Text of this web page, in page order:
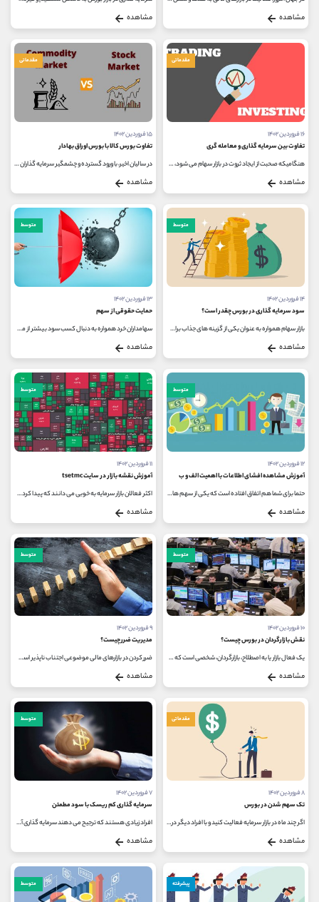
مشاهده مشاهده
مقدماتی
۱۶ فروردین ۱۴۰۲
تفاوت بین سرمایه گذاری و معامله گری
هنگامیکه صحبت از ایجاد ثروت در بازار سهام می شود، سرمایه گذاری و معامله گری دو مفهوم متفاوت در این حوزه هستند که ممکن است عده...
مشاهده
مقدماتی
۱۵ فروردین ۱۴۰۲
تفاوت بورس کالا با بورس اوراق بهادار
در سالیان اخیر، با ورود گسترده و چشمگیر سرمایه گذاران به بازار سرمایه ایران، فرهنگ سرمایه گذاری بر روی بازار سهام در بین مردم...
مشاهده
متوسط
۱۴ فروردین ۱۴۰۲
سود سرمایه گذاری در بورس چقدر است؟
بازار سهام همواره به عنوان یکی از گزینه های جذاب برای سرمایه گذاری شناخته می شود و افراد بسیار زیادی علاقه مند به فعالیت در...
مشاهده
متوسط
۱۳ فروردین ۱۴۰۲
حمایت حقوقی از سهم
سهامداران خرد همواره به دنبال کسب سود بیشتر از معاملات خود هستند و برای رسیدن به این هدف از انواع روش های مختلف مانند تحلیل...
مشاهده
متوسط
۱۲ فروردین ۱۴۰۲
آموزش مشاهده افشای اطلاعات با اهمیت الف و ب
حتما برای شما هم اتفاق افتاده است که یکی از سهم هایی که دارید، در بازار بسته شده و برای مدتی باز نمی شود؛ در صورت وقوع چنین اتفاقی...
مشاهده
متوسط
۱۱ فروردین ۱۴۰۲
آموزش نقشه بازار در سایت tsetmc
اکثر فعالان بازار سرمایه به خوبی می دانند که پیدا کردن سهم های جذاب برای سرمایه گذاری کار ساده ای نیست و بایستی از ابزارهای...
مشاهده
متوسط
۱۰ فروردین ۱۴۰۲
نقش بازارگردان در بورس چیست؟
یک فعال بازار یا به اصطلاح، بازارگردان، شخصی است که عضوی از یک شرکت می باشد و در یک سیستم معاملاتی، اقدام به خرید و فروش اوراق...
مشاهده
متوسط
۹ فروردین ۱۴۰۲
مدیریت ضرر چیست؟
ضرر کردن در بازارهای مالی موضوعی اجتناب ناپذیر است و حتی حرفه ای ترین معامله گران و سرمایه گذاران نیز متحمل ضرر شده اند. اما...
مشاهده
مقدماتی
۸ فروردین ۱۴۰۲
تک سهم شدن در بورس
اگر چند ماه در بازار سرمایه فعالیت کنید و با افراد دیگر در این حوزه در ارتباط باشید، به احتمال زیاد اصطلاح تک سهم شدن را خواهید...
مشاهده
متوسط
۷ فروردین ۱۴۰۲
سرمایه گذاری کم ریسک با سود مطمئن
افراد زیادی هستند که ترجیح می دهند سرمایه گذاری آن ها علاوه بر ریسک کم به سود مشخصی نیز دست یابد. این افراد همواره به دنبال...
مشاهده
پیشرفته متوسط